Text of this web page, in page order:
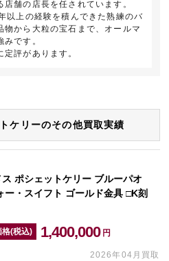
舗の店長を任されています。
以上の経験を積んできた熟練のバ
物から大粒の宝石まで、オールマ
です。
評があります。
ケリーのその他買取実績
ス ポシェットケリー ブルーパオ
ー・スイフト ゴールド金具 □K刻
格(税込) 1,400,000 円
2026年04月買取